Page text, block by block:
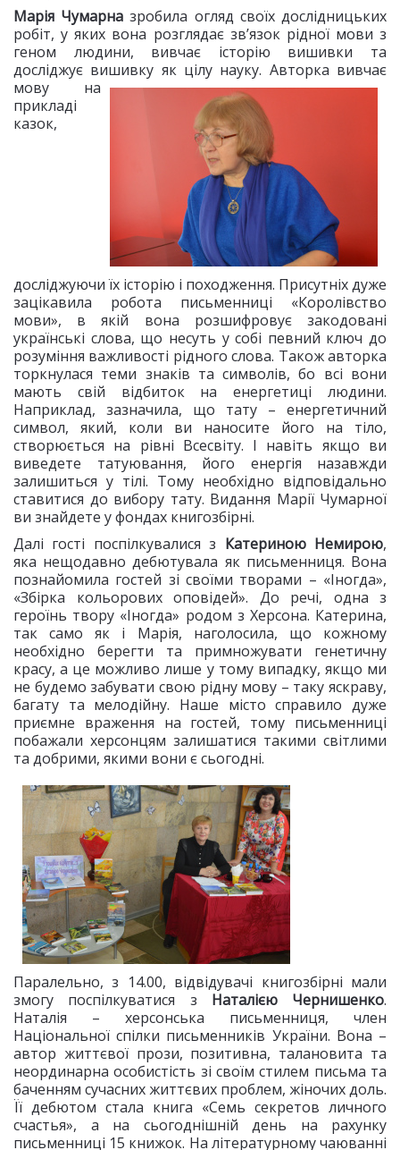
Марія Чумарна зробила огляд своїх дослідницьких
робіт, у яких вона розглядає зв’язок рідної мови з
геном людини, вивчає історію вишивки та
досліджує вишивку як цілу науку. Авторка вивчає
мову на
прикладі
казок,
досліджуючи їх історію і походження. Присутніх дуже
зацікавила робота письменниці «Королівство
мови», в якій вона розшифровує закодовані
українські слова, що несуть у собі певний ключ до
розуміння важливості рідного слова. Також авторка
торкнулася теми знаків та символів, бо всі вони
мають свій відбиток на енергетиці людини.
Наприклад, зазначила, що тату – енергетичний
символ, який, коли ви наносите його на тіло,
створюється на рівні Всесвіту. І навіть якщо ви
виведете татуювання, його енергія назавжди
залишиться у тілі. Тому необхідно відповідально
ставитися до вибору тату. Видання Марії Чумарної
ви знайдете у фондах книгозбірні.
Далі гості поспілкувалися з Катериною Немирою,
яка нещодавно дебютувала як письменниця. Вона
познайомила гостей зі своїми творами – «Іногда»,
«Збірка кольорових оповідей». До речі, одна з
героїнь твору «Іногда» родом з Херсона. Катерина,
так само як і Марія, наголосила, що кожному
необхідно берегти та примножувати генетичну
красу, а це можливо лише у тому випадку, якщо ми
не будемо забувати свою рідну мову – таку яскраву,
багату та мелодійну. Наше місто справило дуже
приємне враження на гостей, тому письменниці
побажали херсонцям залишатися такими світлими
та добрими, якими вони є сьогодні.
Паралельно, з 14.00, відвідувачі книгозбірні мали
змогу поспілкуватися з Наталією Чернишенко.
Наталія – херсонська письменниця, член
Національної спілки письменників України. Вона –
автор життєвої прози, позитивна, талановита та
неординарна особистість зі своїм стилем письма та
баченням сучасних життєвих проблем, жіночих доль.
Її дебютом стала книга «Семь секретов личного
счастья», а на сьогоднішній день на рахунку
письменниці 15 книжок. На літературному чаюванні